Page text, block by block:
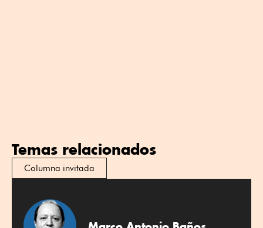
Temas relacionados
Columna invitada